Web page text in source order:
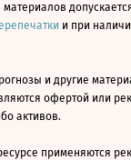
и при
и другие
офертой или
активов.
применяются